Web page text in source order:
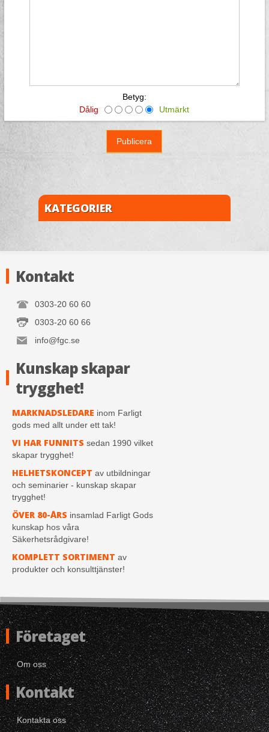
Betyg:
Dålig
Utmärkt
KATEGORIER
Kontakt
0303-20 60 60
0303-20 60 66
info@fgc.se
Kunskap skapar
trygghet!
MARKNADSLEDARE inom Farligt
gods med allt under ett tak!
VI HAR FUNNITS sedan 1990 vilket
skapar trygghet!
HELHETSKONCEPT av utbildningar
och seminarier - kunskap skapar
trygghet!
ÖVER 80-ÅRS insamlad Farligt Gods
kunskap hos våra
Säkerhetsrådgivare!
KOMPLETT SORTIMENT av
produkter och konsulttjänster!
Företaget
Om oss
Kontakt
Kontakta oss